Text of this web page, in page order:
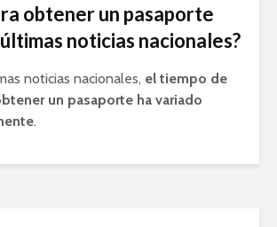
obtener un pasaporte
noticias nacionales?
noticias nacionales, el tiempo de
un pasaporte ha variado
.